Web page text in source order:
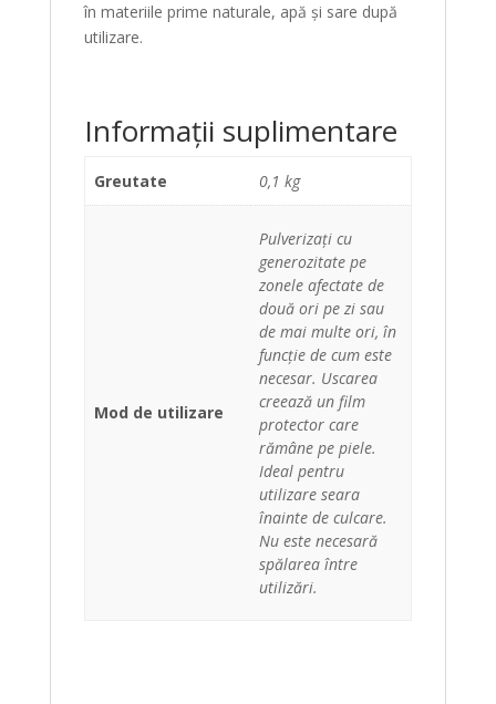
în materiile prime naturale, apă și sare după
utilizare.
Informații suplimentare
Greutate 0,1 kg
Mod de utilizare
Pulverizați cu
generozitate pe
zonele afectate de
două ori pe zi sau
de mai multe ori, în
funcție de cum este
necesar. Uscarea
creează un film
protector care
rămâne pe piele.
Ideal pentru
utilizare seara
înainte de culcare.
Nu este necesară
spălarea între
utilizări.